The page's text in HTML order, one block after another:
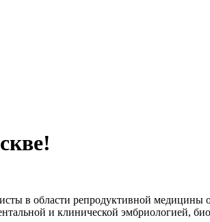
в области репродуктивной медицины
и клинической эмбриологией,